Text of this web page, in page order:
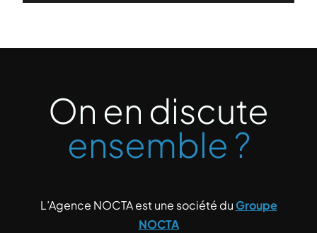
On en discute
ensemble ?
L’Agence NOCTA est une société duGroupe
NOCTA